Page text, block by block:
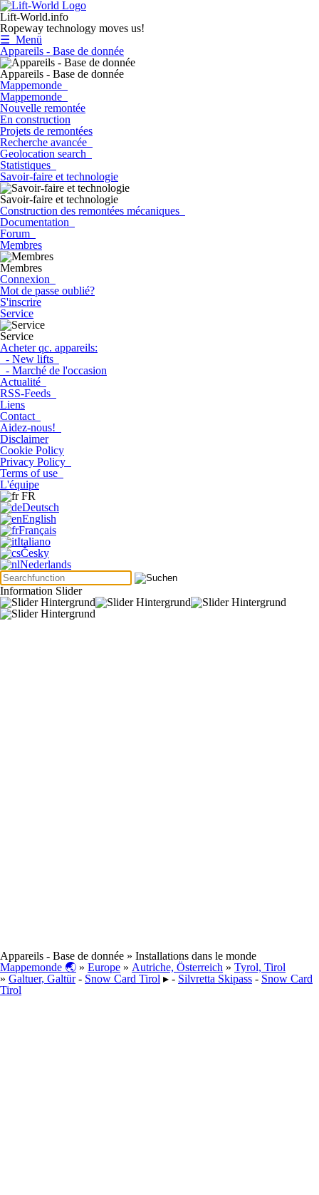
Lift-World.info
Ropeway technology moves us!
☰ Menü
Appareils - Base de donnée
Appareils - Base de donnée
Mappemonde
Mappemonde
Nouvelle remontée
En construction
Projets de remontées
Recherche avancée
Geolocation search
Statistiques
Savoir-faire et technologie
Savoir-faire et technologie
Construction des remontées mécaniques
Documentation
Forum
Membres
Membres
Connexion
Mot de passe oublié?
S'inscrire
Service
Service
Acheter qc. appareils:
- New lifts
- Marché de l'occasion
Actualité
RSS-Feeds
Liens
Contact
Aidez-nous!
Disclaimer
Cookie Policy
Privacy Policy
Terms of use
L'équipe
FR
Deutsch
English
Français
Italiano
Česky
Nederlands
Information Slider
Appareils - Base de donnée » Installations dans le monde
Mappemonde 🌏 » Europe » Autriche, Österreich » Tyrol, Tirol
» Galtuer, Galtür- Snow Card Tirol ▸ - Silvretta Skipass - Snow Card
Tirol